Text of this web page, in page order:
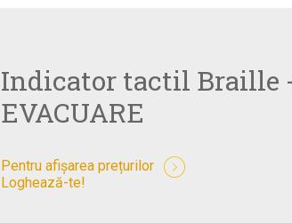
Indicator tactil Braille
EVACUARE
Pentru afișarea prețurilor
Loghează-te!